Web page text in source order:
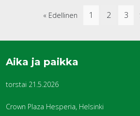
« Edellinen 1 2 3
Aika ja paikka
torstai 21.5.2026
Crown Plaza Hesperia, Helsinki